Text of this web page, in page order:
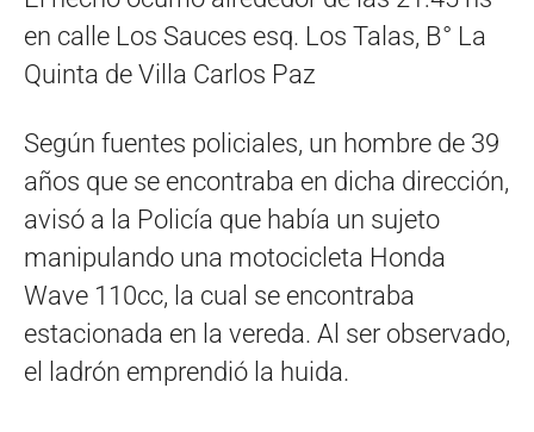
en calle Los Sauces esq. Los Talas, B° La
Quinta de Villa Carlos Paz
Según fuentes policiales, un hombre de 39
años que se encontraba en dicha dirección,
avisó a la Policía que había un sujeto
manipulando una motocicleta Honda
Wave 110cc, la cual se encontraba
estacionada en la vereda. Al ser observado,
el ladrón emprendió la huida.